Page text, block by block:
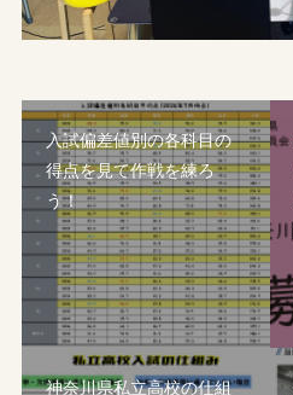
入試偏差値別の各科目の
得点を見て作戦を練ろ
う！
神奈川県私立高校の仕組